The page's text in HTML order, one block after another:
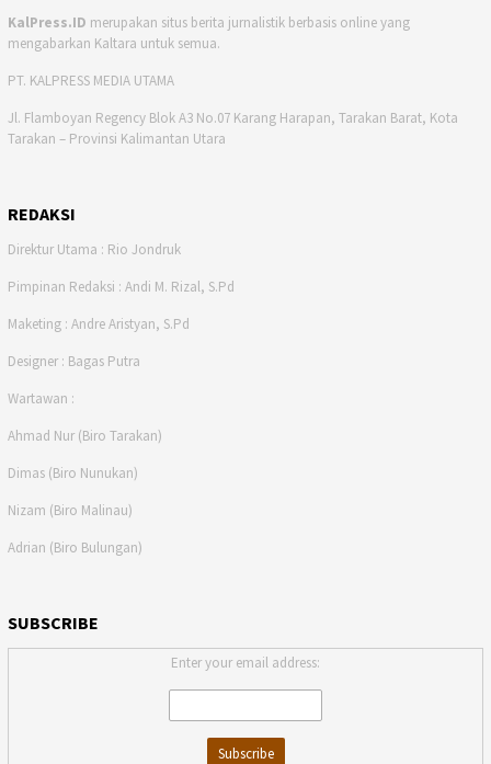
KalPress.ID merupakan situs berita jurnalistik berbasis online yang
mengabarkan Kaltara untuk semua.
PT. KALPRESS MEDIA UTAMA
Jl. Flamboyan Regency Blok A3 No.07 Karang Harapan, Tarakan Barat, Kota
Tarakan – Provinsi Kalimantan Utara
REDAKSI
Direktur Utama : Rio Jondruk
Pimpinan Redaksi : Andi M. Rizal, S.Pd
Maketing : Andre Aristyan, S.Pd
Designer : Bagas Putra
Wartawan :
Ahmad Nur (Biro Tarakan)
Dimas (Biro Nunukan)
Nizam (Biro Malinau)
Adrian (Biro Bulungan)
SUBSCRIBE
Enter your email address: